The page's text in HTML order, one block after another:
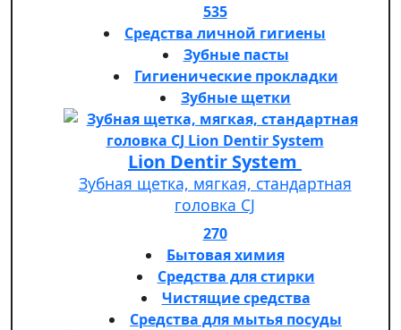
535
Средства личной гигиены
Зубные пасты
Гигиенические прокладки
Зубные щетки
Lion Dentir System
Зубная щетка, мягкая, стандартная
головка СJ
270
Бытовая химия
Средства для стирки
Чистящие средства
Средства для мытья посуды